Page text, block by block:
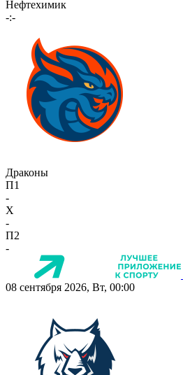
Нефтехимик
-:-
Драконы
П1
-
X
-
П2
-
08 сентября 2026, Вт, 00:00